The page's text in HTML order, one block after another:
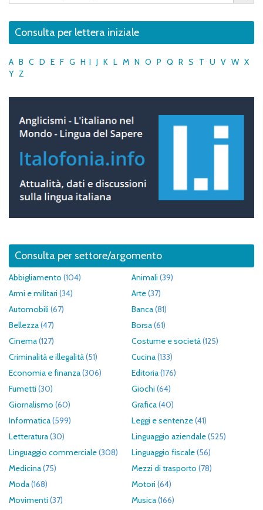
Consulta per lettera iniziale
A B C D E F G H I J K L M N O P Q R S T U V W X
Y Z
Consulta per settore/argomento
Abbigliamento (104) Animali (39)
Armi e militari (34) Arte(37)
Automobili (67) Banca(81)
Bellezza(47) Borsa(61)
Cinema(127) Costume e società(125)
Criminalità e illegalità(51) Cucina(133)
Economia e finanza(306) Editoria(176)
Fumetti (30) Giochi (64)
Giornalismo (60) Grafica(40)
Informatica(599) Leggi e sentenze(41)
Letteratura(30) Linguaggio aziendale(525)
Linguaggio commerciale(308) Linguaggio fiscale(56)
Medicina(75) Mezzi di trasporto (78)
Moda(168) Motori (64)
Movimenti (37) Musica(166)